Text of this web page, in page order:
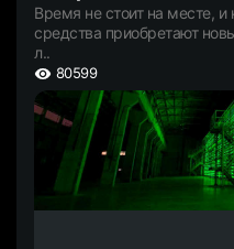
Время не стоит на месте,
средства приобретают
л..
80599